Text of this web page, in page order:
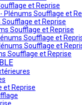
et Reprise
Plénums Soufflage et
et Reprise
Soufflage et Reprise
Soufflage et
Soufflage et
Soufflage et Reprise
et Reprise